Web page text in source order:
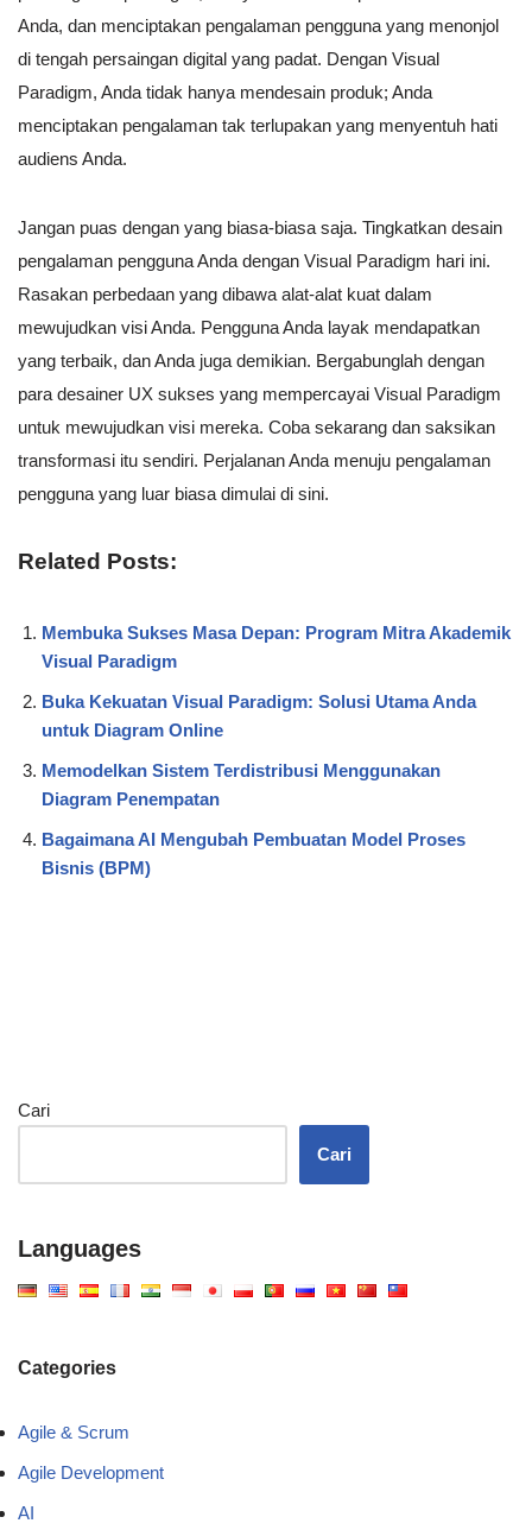
Anda, dan menciptakan pengalaman pengguna yang menonjol
di tengah persaingan digital yang padat. Dengan Visual
Paradigm, Anda tidak hanya mendesain produk; Anda
menciptakan pengalaman tak terlupakan yang menyentuh hati
audiens Anda.
Jangan puas dengan yang biasa-biasa saja. Tingkatkan desain
pengalaman pengguna Anda dengan Visual Paradigm hari ini.
Rasakan perbedaan yang dibawa alat-alat kuat dalam
mewujudkan visi Anda. Pengguna Anda layak mendapatkan
yang terbaik, dan Anda juga demikian. Bergabunglah dengan
para desainer UX sukses yang mempercayai Visual Paradigm
untuk mewujudkan visi mereka. Coba sekarang dan saksikan
transformasi itu sendiri. Perjalanan Anda menuju pengalaman
pengguna yang luar biasa dimulai di sini.
Related Posts:
Membuka Sukses Masa Depan: Program Mitra Akademik
Visual Paradigm
Buka Kekuatan Visual Paradigm: Solusi Utama Anda
untuk Diagram Online
Memodelkan Sistem Terdistribusi Menggunakan
Diagram Penempatan
Bagaimana AI Mengubah Pembuatan Model Proses
Bisnis (BPM)
Cari
Cari
Languages
Categories
Agile & Scrum
Agile Development
AI